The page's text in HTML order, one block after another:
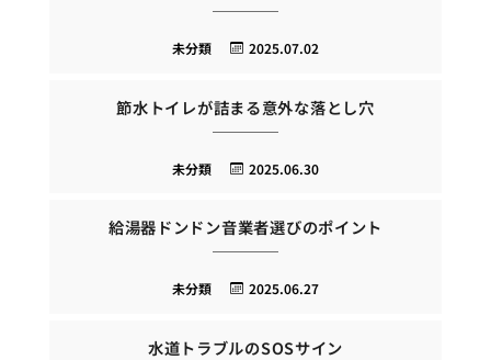
2025.07.02
未分類
節水トイレが詰まる意外な落とし穴
2025.06.30
未分類
給湯器ドンドン音業者選びのポイント
2025.06.27
未分類
水道トラブルのSOSサイン